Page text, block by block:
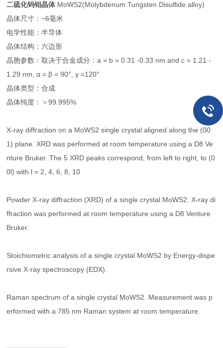
二硫化钨钼晶体MoWS2(Molybdenum Tungsten Disulfide alloy)
晶体尺寸：~6毫米
电学性能：半导体
晶体结构：六边形
晶胞参数：取决于合金成分：a = b = 0.31 -0.33 nm and c = 1.21 -
1.29 nm, α = β = 90°, γ =120°
晶体类型：合成
晶体纯度：＞99.995%
X-ray diffraction on a MoWS2 single crystal aligned along the (00
1) plane. XRD was performed at room temperature using a D8 Ve
nture Bruker. The 5 XRD peaks correspond, from left to right, to (0
0l) with l = 2, 4, 6, 8, 10
Powder X-ray diffraction (XRD) of a single crystal MoWS2. X-ray di
ffraction was performed at room temperature using a D8 Venture
Bruker.
Stoichiometric analysis of a single crystal MoWS2 by Energy-dispe
rsive X-ray spectroscopy (EDX).
Raman spectrum of a single crystal MoWS2. Measurement was p
erformed with a 785 nm Raman system at room temperature.